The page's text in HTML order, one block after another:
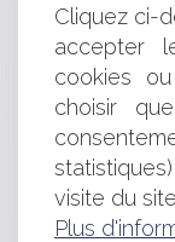
Uber,
payer plus de
Actualité
difficulté
Société
retardement ?
Publication
portant réforme
Cliquez ci-
accepter
cookies
choisir
visite du
Plus